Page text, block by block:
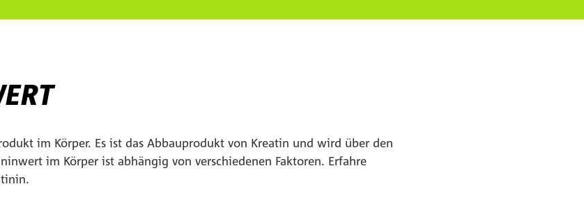
im Körper. Es ist das Abbauprodukt von Kreatin und wird über den
im Körper ist abhängig von verschiedenen Faktoren. Erfahre